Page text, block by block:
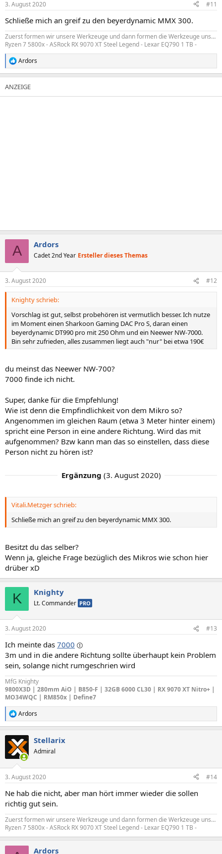
e
:
3. August 2020 #11
Schließe mich an greif zu den beyerdynamic MMX 300.
Zuerst formen wir unsere Werkzeuge und dann formen die Werkzeuge uns…
Ryzen 7 5800x - ASRock RX 9070 XT Steel Legend - Lexar EQ790 1 TB -
R
e
a
k
t
Ardors
A Ardors
Cadet 2nd Year Ersteller dieses Themas
3. August 2020 #12
Knighty schrieb:
Vorschlag ist gut, selbst probehören ist vermutlich besser. Ich nutze
im Moment einen Sharkoon Gaming DAC Pro S, daran einen
beyerdynamic DT990 pro mit 250 Ohm und ein Neewer NW-7000.
Bin sehr zufrieden, alles zusammen liegt auch "nur" bei etwa 190€
du meinst das Neewer NW-700?
7000 finde ich nicht.
Super, danke für die Empfehlung!
Wie ist denn die Empfindlichkeit von dem Mikro so?
Angenommen im gleichen Raum (etwa 3 Meter hinter einem)
spricht eine Person in eine andere Richtung. Wird das mit
aufgenommen? Bzw kann man das so einstellen, dass diese
Person nicht zu hören ist?
Ergänzung (3. August 2020)
Vitali.Metzger schrieb:
Schließe mich an greif zu den beyerdynamic MMX 300.
Besitzt du das selber?
Wenn ja, gleiche Frage bezüglich des Mikros wie schon hier
drüber xD
K Knighty
Lt. Commander PRO
3. August 2020 #13
Ich meinte das 7000
3m und in die andere Richtung sollte überhaupt kein Problem
sein, solange nicht rumgeschrien wird
MfG Knighty
9800X3D | 280mm AiO | B850-F | 32GB 6000 CL30 | RX 9070 XT Nitro+ |
MO34WQC | RM850x | Define7
R
e
k
t
e
:
Ardors
Stellarix
Admiral
3. August 2020 #14
Ne hab die nicht, aber man hört immer wieder die sollen
richtig gut sein.
Zuerst formen wir unsere Werkzeuge und dann formen die Werkzeuge uns…
Ryzen 7 5800x - ASRock RX 9070 XT Steel Legend - Lexar EQ790 1 TB -
Ardors